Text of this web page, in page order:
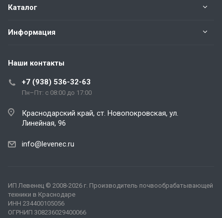
Каталог
Информация
Наши контакты
+7 (938) 536-32-63
Пн–Пт: с 08:00 до 17:00
Краснодарский край, ст. Новопокровская, ул.
Линейная, 96
info@levenec.ru
ИП Левенец © 2008-2026 г. Производитель почвообрабатывающей
техники в Краснодаре
ИНН 234400105056
ОГРНИП 308236029400066